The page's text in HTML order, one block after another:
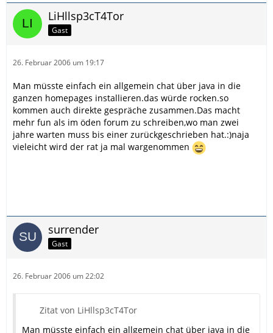
LiHllsp3cT4Tor
Gast
26. Februar 2006 um 19:17
Man müsste einfach ein allgemein chat über java in die
ganzen homepages installieren.das würde rocken.so
kommen auch direkte gespräche zusammen.Das macht
mehr fun als im öden forum zu schreiben,wo man zwei
jahre warten muss bis einer zurückgeschrieben hat.:)naja
vieleicht wird der rat ja mal wargenommen
surrender
Gast
26. Februar 2006 um 22:02
Zitat von LiHllsp3cT4Tor
Man müsste einfach ein allgemein chat über java in die